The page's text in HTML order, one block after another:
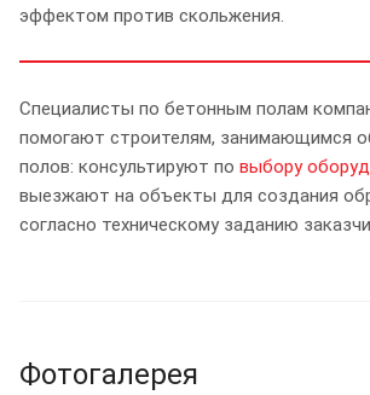
эффектом против скольжения.
Специалисты по бетонным полам
помогают строителям, занимающимся
полов: консультируют по выбору
выезжают на объекты для создания
согласно техническому заданию
Фотогалерея